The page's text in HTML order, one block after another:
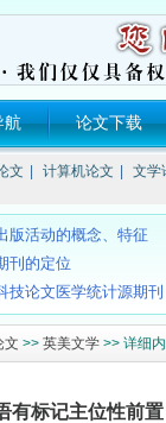
航 论文下载
文 计算机论文 文学
》、《EI》、《ISTP
刊的发表流程是什么？
版活动的概念、特征
刊的定位
技论文医学统计源期
医学期刊目录
SCI-E的区别？
师评职称不再要求发论
文 >> 英美文学 >> 详细
有标记主位性前置